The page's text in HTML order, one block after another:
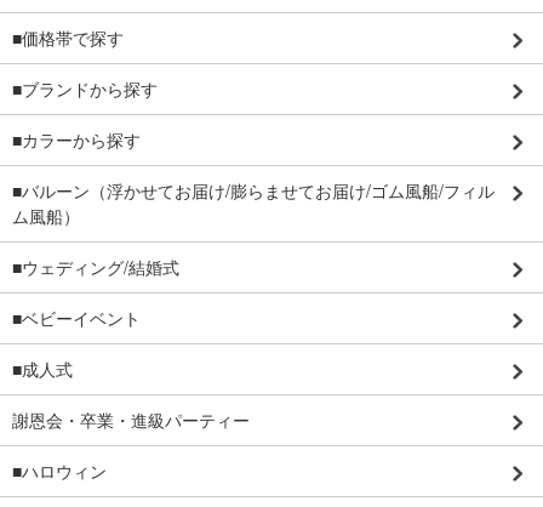
■価格帯で探す
■ブランドから探す
■カラーから探す
■バルーン（浮かせてお届け/膨らませてお届け/ゴム風船/フィル
ム風船）
■ウェディング/結婚式
■ベビーイベント
■成人式
謝恩会・卒業・進級パーティー
■ハロウィン